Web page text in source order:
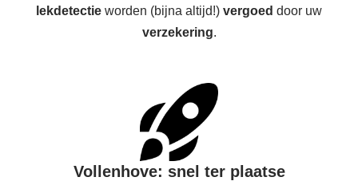
lekdetectie worden (bijna altijd!) vergoed door uw
verzekering.
Vollenhove: snel ter plaatse